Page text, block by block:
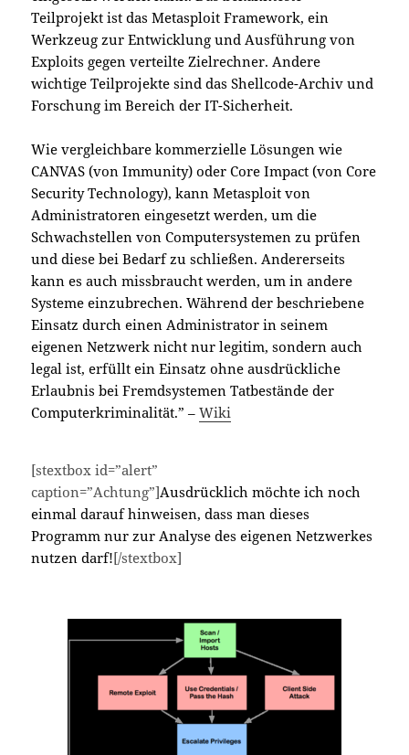
Teilprojekt ist das Metasploit Framework, ein
Werkzeug zur Entwicklung und Ausführung von
Exploits gegen verteilte Zielrechner. Andere
wichtige Teilprojekte sind das Shellcode-Archiv und
Forschung im Bereich der IT-Sicherheit.
Wie vergleichbare kommerzielle Lösungen wie
CANVAS (von Immunity) oder Core Impact (von Core
Security Technology), kann Metasploit von
Administratoren eingesetzt werden, um die
Schwachstellen von Computersystemen zu prüfen
und diese bei Bedarf zu schließen. Andererseits
kann es auch missbraucht werden, um in andere
Systeme einzubrechen. Während der beschriebene
Einsatz durch einen Administrator in seinem
eigenen Netzwerk nicht nur legitim, sondern auch
legal ist, erfüllt ein Einsatz ohne ausdrückliche
Erlaubnis bei Fremdsystemen Tatbestände der
Computerkriminalität.” –Wiki
[stextbox id=”alert”
caption=”Achtung”]Ausdrücklich möchte ich noch
einmal darauf hinweisen, dass man dieses
Programm nur zur Analyse des eigenen Netzwerkes
nutzen darf![/stextbox]